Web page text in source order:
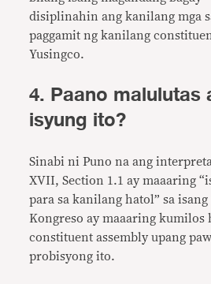
disiplinahin ang kanilang mga
paggamit ng kanilang
Yusingco.
4. Paano malulutas
isyung ito?
Sinabi ni Puno na ang
XVII, Section 1.1 ay maaaring
para sa kanilang hatol” sa
Kongreso ay maaaring kumilos
constituent assembly upang
probisyong ito.